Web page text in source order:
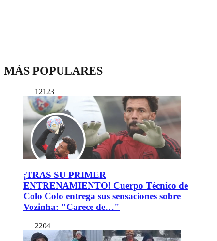
MÁS POPULARES
12123
¡TRAS SU PRIMER
ENTRENAMIENTO! Cuerpo Técnico de
Colo Colo entrega sus sensaciones sobre
Vozinha: "Carece de…"
2204